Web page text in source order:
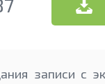
записи с